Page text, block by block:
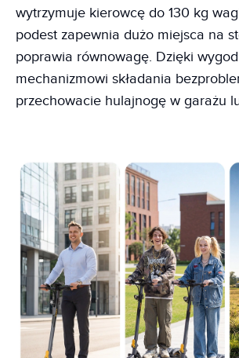
wytrzymuje kierowcę do 130 kg
podest zapewnia dużo miejsca na
poprawia równowagę. Dzięki
mechanizmowi składania
przechowacie hulajnogę w garażu